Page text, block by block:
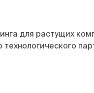
для растущих